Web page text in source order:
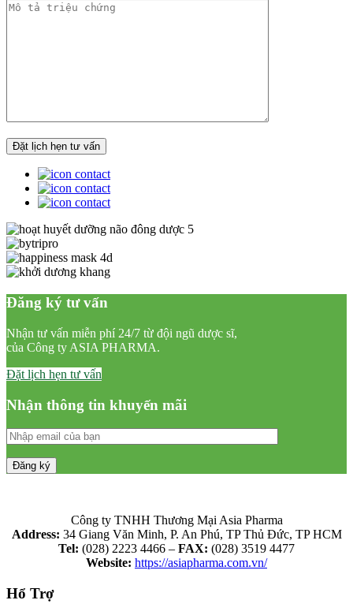
Đăng ký tư vấn
Nhận tư vấn miễn phí 24/7 từ đội ngũ dược sĩ,
của Công ty ASIA PHARMA.
Đặt lịch hẹn tư vấn
Nhận thông tin khuyến mãi
Công ty TNHH Thương Mại Asia Pharma
Address: 34 Giang Văn Minh, P. An Phú, TP Thủ Đức, TP HCM
Tel: (028) 2223 4466 – FAX: (028) 3519 4477
Website: https://asiapharma.com.vn/
Hổ Trợ